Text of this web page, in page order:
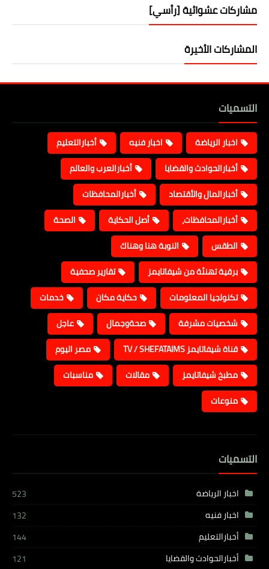
مشاركات عشوائية [رأسي]
المشاركات الأخيرة
التسميات
اخبار الرياضة اخبار فنيه
أخبارالتعليم
أخبارالحوادث والقضايا
أخبارالعرب والعالم
أخبارالمال والأقتصاد
أخبارالمحافظات
أخبارالمحافظات،
أصل الحكاية
الصحة
الطقس
النوبة هنا وهناك
برقية تهنئة من شيفاتايمز
تقارير صحفية
تكنولجيا المعلومات
حكاية مكان
خدمات
شخصيات مشرفة
صحةوجمال
عاجل
قناة شيفاتايمز TV / SHEFATAIMS
مصر اليوم
مطبخ شيفاتايمز
مقالات
مناسبات
منوعات
التسميات
اخبار الرياضة
523
اخبار فنيه
132
أخبارالتعليم
144
أخبارالحوادث والقضايا
121